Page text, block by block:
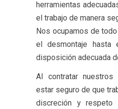
herramientas
el trabajo de manera
Nos ocupamos de
el desmontaje hasta
disposición adecuada
Al contratar nuestros
estar seguro de que
discreción y respeto